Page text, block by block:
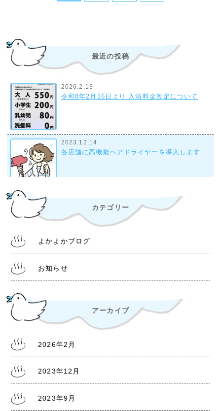
最近の投稿
2026.2.13
令和8年2月16日より 入浴料金改定について
2023.12.14
各店舗に高機能ヘアドライヤーを導入します
組合事務所について
2022.10.28
令和4年11月1日より 入浴料金改定について
2022.6.30
熊本銭湯『松の湯』 営業時間等変更のお知らせ
熊本銭湯『大福湯』 営業のお知らせ
カテゴリー
よかよかブログ
お知らせ
アーカイブ
2026年2月
2023年12月
2023年9月